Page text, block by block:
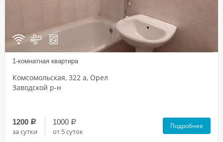
1-комнатная квартира
Комсомольская, 322 а, Орел
Заводской р-н
1200 a
за сутки
1000 a
от 5 суток
Подробнее